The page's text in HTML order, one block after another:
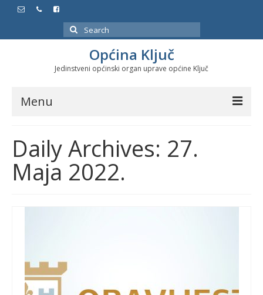
Search
for:
Općina Ključ
Jedinstveni općinski organ uprave općine Ključ
Menu
Službeni glasnici
Javne nabavke
Značajni datumi i manifestacije
Daily Archives: 27.
Maja 2022.